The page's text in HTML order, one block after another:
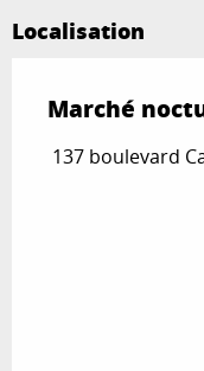
Localisation
Marché
137 boulevard